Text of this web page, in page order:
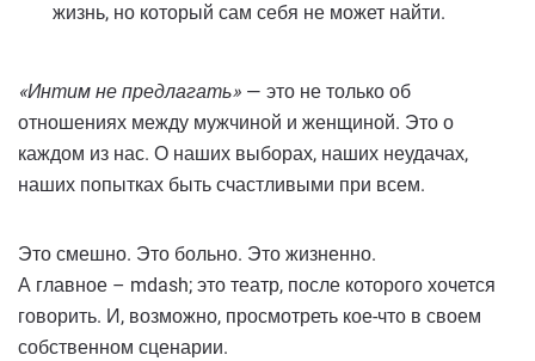
жизнь, но который сам себя не может найти.
«Интим не предлагать» — это не только об
отношениях между мужчиной и женщиной. Это о
каждом из нас. О наших выборах, наших неудачах,
наших попытках быть счастливыми при всем.
Это смешно. Это больно. Это жизненно.
А главное – mdash; это театр, после которого хочется
говорить. И, возможно, просмотреть кое-что в своем
собственном сценарии.